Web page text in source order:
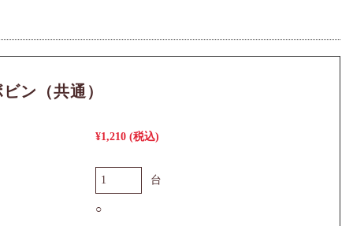
ン（共通）
¥1,210 (税込)
台
○